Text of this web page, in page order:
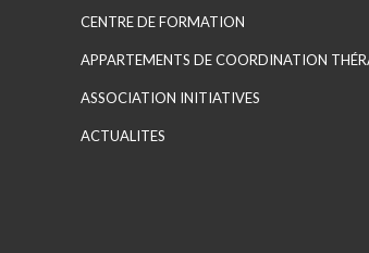
CENTRE DE FORMATION
APPARTEMENTS DE COORDINATION
ASSOCIATION INITIATIVES
ACTUALITES